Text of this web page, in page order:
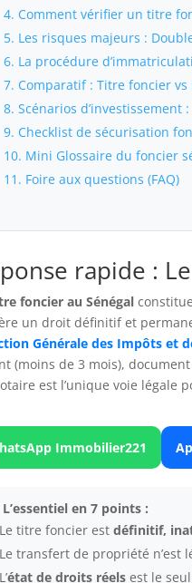
4. Comment vérifier un titre
5. Les risques majeurs :
6. La procédure
7. Comparatif : Titre foncier
8. Scénarios d’investissement
9. Checklist de sécurisation
10. Mini Glossaire du foncier
11. Foire aux questions (FAQ)
rapide :
foncier au Sénégal
un droit définitif et
Générale des Impôts et
(moins de 3 mois),
est l’unique voie légale
Immobilier221
L’essentiel en 7 points :
Le titre foncier estdéfinitif,
Le transfert de propriété n’est
L’état de droits réels est le